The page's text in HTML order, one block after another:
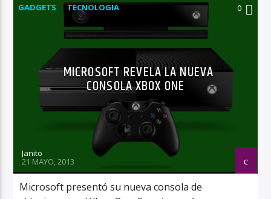
GADGETS TECNOLOGIA 0
MICROSOFT REVELA LA NUEVA
CONSOLA XBOX ONE
Janito
21 MAYO, 2013
Microsoft presentó su nueva consola de